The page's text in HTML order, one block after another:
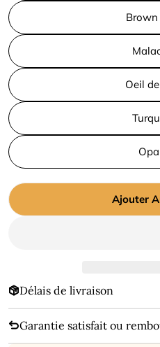
Brown
Oeil
Ajouter
Délais de livraison
Garantie satisfait ou